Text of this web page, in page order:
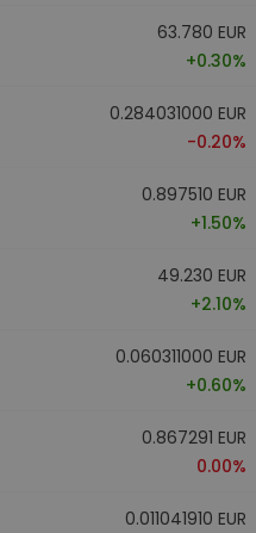
63.780 EUR
+0.30%
0.284031000 EUR
-0.20%
0.897510 EUR
+1.50%
49.230 EUR
+2.10%
0.060311000 EUR
+0.60%
0.867291 EUR
0.00%
0.011041910 EUR